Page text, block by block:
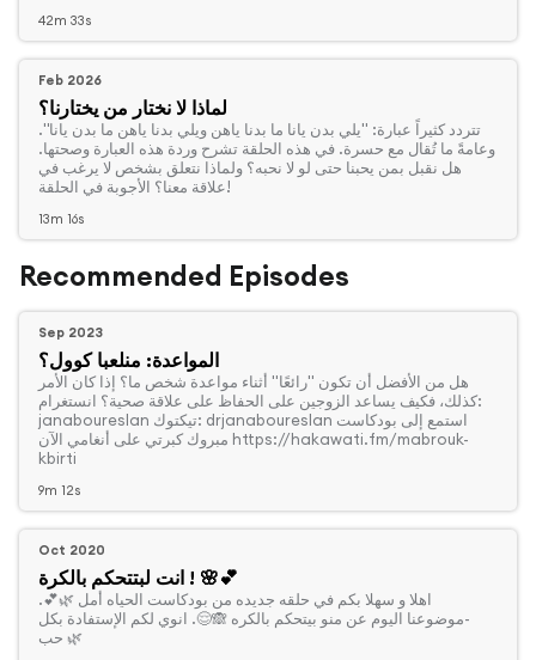
42m 33s
Feb 2026
لماذا لا نختار من يختارنا؟
‏تتردد كثيراً عبارة: "يلي بدن يانا ما بدنا ياهن ويلي بدنا ياهن ما بدن يانا".
وعامةً ما تُقال مع حسرة. في هذه الحلقة تشرح وردة هذه العبارة وصحتها.
هل نقبل بمن يحبنا حتى لو لا نحبه؟ ولماذا نتعلق بشخص لا يرغب في
علاقة معنا؟ الأجوبة في الحلقة!
13m 16s
Recommended Episodes
Sep 2023
المواعدة: منلعبا كوول؟
‏هل من الأفضل أن تكون "رائعًا" أثناء مواعدة شخص ما؟ إذا كان الأمر
كذلك، فكيف يساعد الزوجين على الحفاظ على علاقة صحية؟ انستغرام:
janaboureslan تيكتوك: drjanaboureslan استمع إلى بودكاست
مبروك كبرتي على أنغامي الآن https://hakawati.fm/mabrouk-
kbirti
9m 12s
Oct 2020
انت لبتتحكم بالكرة ! 🌸💕
‏اهلا و سهلا بكم في حلقه جديده من بودكاست الحياه أمل 🌿💕.
-موضوعنا اليوم عن منو بيتحكم بالكره 🙈😌. انوي لكم الإستفادة بكل
حب 🌿